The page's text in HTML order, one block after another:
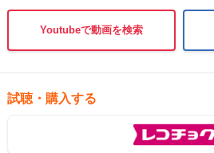
Youtubeで動画を検索
試聴・購入する